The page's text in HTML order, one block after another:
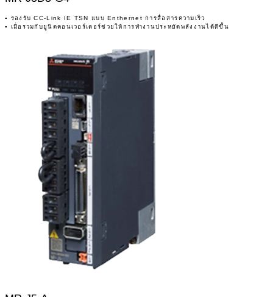
▪ รองรับ CC-Link IE TSN แบบ Enthernet การสื่อสารความเร็ว
▪ เมื่อรวมกับยูนิตคอนเวอร์เตอร์ช่วยให้การทำงานประหยัดพลังงานได้ดีขึ้น